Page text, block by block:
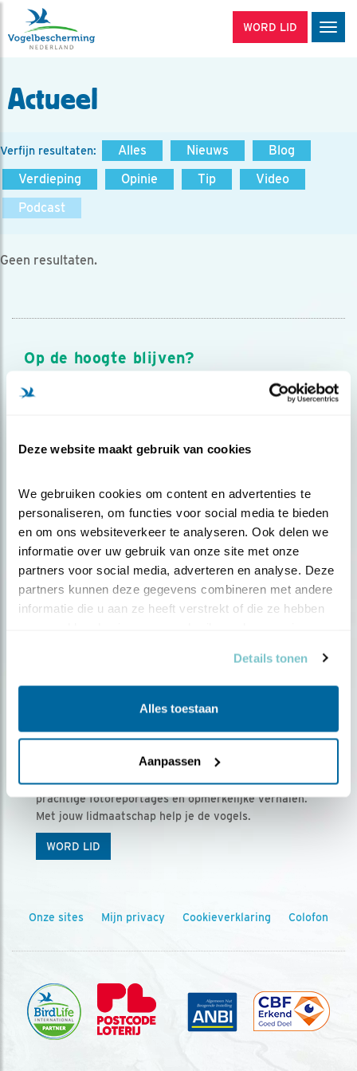
Deze website maakt gebruik van cookies
We gebruiken cookies om content en advertenties te
personaliseren, om functies voor social media te bieden
en om ons websiteverkeer te analyseren. Ook delen we
informatie over uw gebruik van onze site met onze
partners voor social media, adverteren en analyse. Deze
partners kunnen deze gegevens combineren met andere
informatie die u aan ze heeft verstrekt of die ze hebben
Details tonen
Alles toestaan
Aanpassen
WORD LID
Actueel
Verfijn resultaten: Alles Nieuws
Blog
Verdieping
Opinie Tip
Video
Podcast
Geen resultaten.
Op de hoogte blijven?
Meld je aan en ontvang nieuws, inspiratie, acties en tips
over vogels en activiteiten van Vogelbescherming.
Ontvang 5 x Vogels voor € 36,00 per jaar
Vogels is het tijdschrift voor onze leden, met
prachtige fotoreportages en opmerkelijke verhalen.
Met jouw lidmaatschap help je de vogels.
WORD LID
Onze sites Mijn privacy Cookieverklaring Colofon